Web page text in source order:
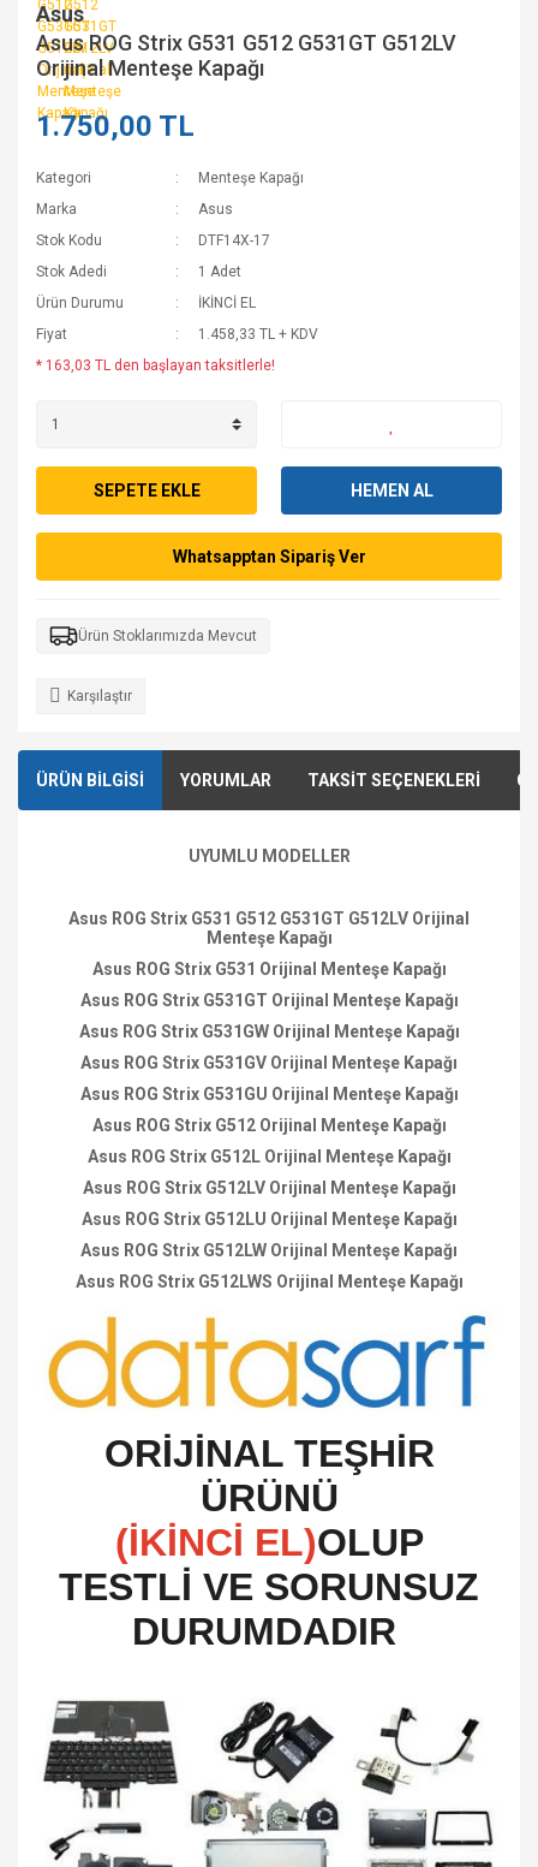
Asus
Asus ROG Strix G531 G512 G531GT G512LV
Orijinal Menteşe Kapağı
1.750,00 TL
Kategori
Menteşe Kapağı
Marka
Asus
Stok Kodu
DTF14X-17
Stok Adedi
1 Adet
Ürün Durumu
İKİNCİ EL
Fiyat
1.458,33 TL + KDV
* 163,03 TL den başlayan taksitlerle!
SEPETE EKLE HEMEN AL
Whatsapptan Sipariş Ver
Ürün Stoklarımızda Mevcut
Karşılaştır
ÜRÜN BİLGİSİ YORUMLAR TAKSİT SEÇENEKLERİ
UYUMLU MODELLER
Asus ROG Strix G531 G512 G531GT G512LV Orijinal
Menteşe Kapağı
Asus ROG Strix G531 Orijinal Menteşe Kapağı
Asus ROG Strix G531GT Orijinal Menteşe Kapağı
Asus ROG Strix G531GW Orijinal Menteşe Kapağı
Asus ROG Strix G531GV Orijinal Menteşe Kapağı
Asus ROG Strix G531GU Orijinal Menteşe Kapağı
Asus ROG Strix G512 Orijinal Menteşe Kapağı
Asus ROG Strix G512L Orijinal Menteşe Kapağı
Asus ROG Strix G512LV Orijinal Menteşe Kapağı
Asus ROG Strix G512LU Orijinal Menteşe Kapağı
Asus ROG Strix G512LW Orijinal Menteşe Kapağı
Asus ROG Strix G512LWS Orijinal Menteşe Kapağı
ORİJİNAL TEŞHİR
ÜRÜNÜ
(İKİNCİ EL)OLUP
TESTLİ VE SORUNSUZ
DURUMDADIR